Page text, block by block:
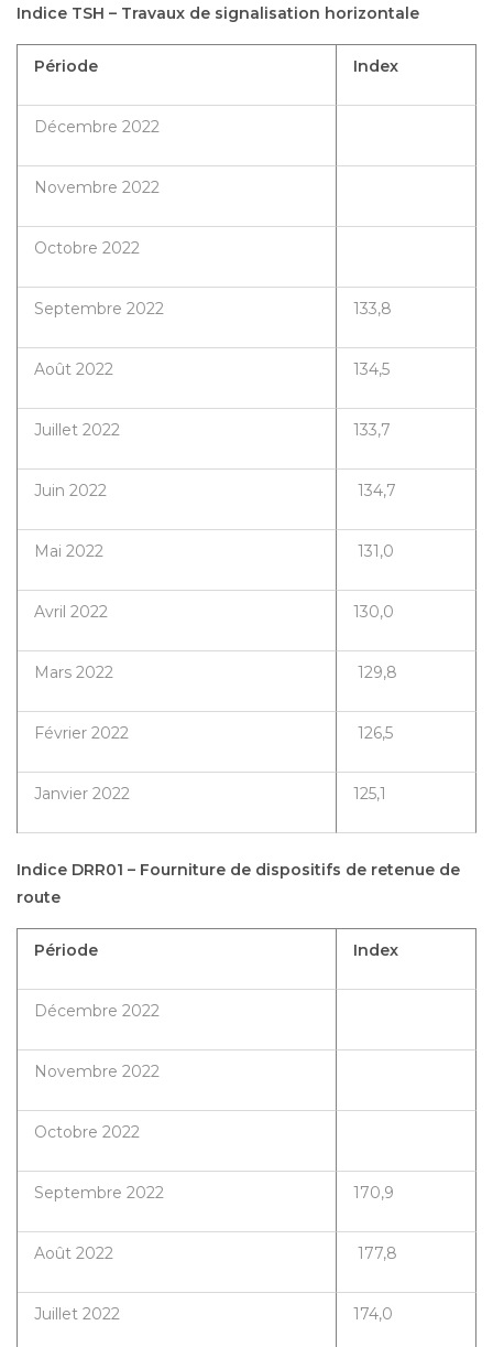
Indice TSH – Travaux de signalisation horizontale
Période Index
Décembre 2022
Novembre 2022
Octobre 2022
Septembre 2022 133,8
Août 2022 134,5
Juillet 2022 133,7
Juin 2022 134,7
Mai 2022 131,0
Avril 2022 130,0
Mars 2022 129,8
Février 2022 126,5
Janvier 2022 125,1
Indice DRR01 – Fourniture de dispositifs de retenue de
route
Période Index
Décembre 2022
Novembre 2022
Octobre 2022
Septembre 2022 170,9
Août 2022 177,8
Juillet 2022 174,0